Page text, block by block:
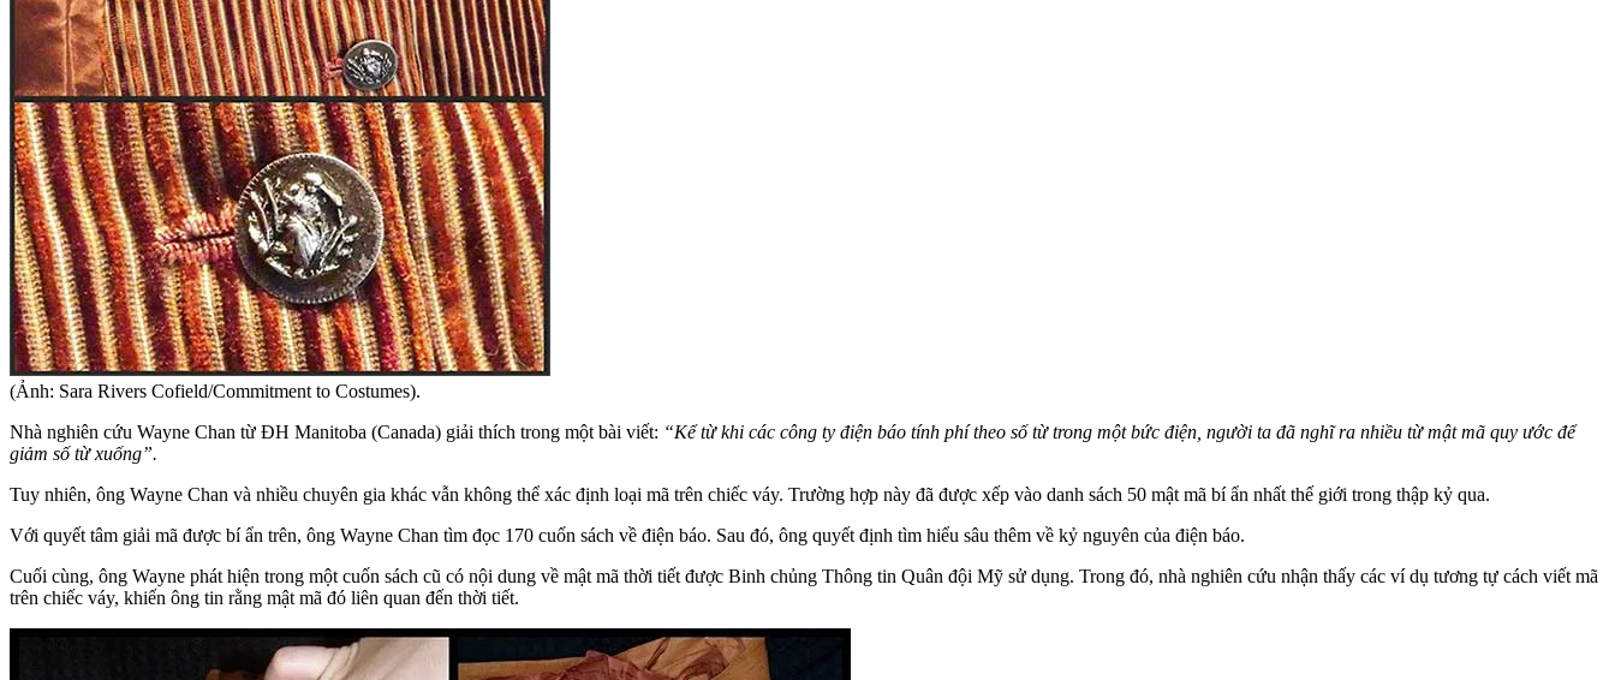
(Ảnh: Sara Rivers Cofield/Commitment to Costumes).
Nhà nghiên cứu Wayne Chan từ ĐH Manitoba (Canada) giải thích trong một bài viết: “Kể từ khi các công ty điện báo tính phí theo số từ trong một bức điện, người ta đã nghĩ ra nhiều từ mật mã quy ước để
giảm số từ xuống”.
Tuy nhiên, ông Wayne Chan và nhiều chuyên gia khác vẫn không thể xác định loại mã trên chiếc váy. Trường hợp này đã được xếp vào danh sách 50 mật mã bí ẩn nhất thế giới trong thập kỷ qua.
Với quyết tâm giải mã được bí ẩn trên, ông Wayne Chan tìm đọc 170 cuốn sách về điện báo. Sau đó, ông quyết định tìm hiểu sâu thêm về kỷ nguyên của điện báo.
Cuối cùng, ông Wayne phát hiện trong một cuốn sách cũ có nội dung về mật mã thời tiết được Binh chủng Thông tin Quân đội Mỹ sử dụng. Trong đó, nhà nghiên cứu nhận thấy các ví dụ tương tự cách viết mã
trên chiếc váy, khiến ông tin rằng mật mã đó liên quan đến thời tiết.